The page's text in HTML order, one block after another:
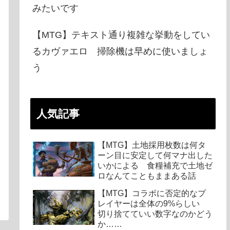
みたいです
【MTG】テキスト通り複雑な挙動をしてい
るカヴァエロ 掃除機は早めに使いましょ
う
人気記事
【MTG】土地採用枚数は何タ
ーン目に安定して何マナ出した
いかによる 食糧補充で土地ゼ
ロなんてこともままある話
【MTG】コラボに否定的なプ
レイヤーは全体の9%らしい
切り捨てていい数字なのかどう
か……